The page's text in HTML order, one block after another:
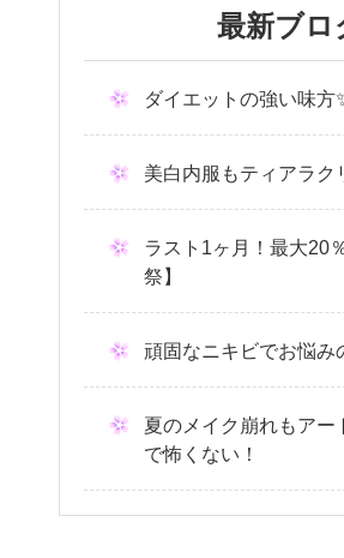
最新ブロ
ダイエットの強い味方
美白内服もティアラク
ラスト1ヶ月！最大20
祭】
頑固なニキビでお悩み
夏のメイク崩れもアー
で怖くない！